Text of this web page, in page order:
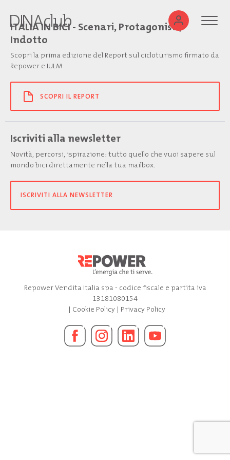
ITALIA IN BICI - Scenari, Protagonisti,
Indotto
Scopri la prima edizione del Report sul cicloturismo firmato da
Repower e IULM
SCOPRI IL REPORT
Iscriviti alla newsletter
Novità, percorsi, ispirazione: tutto quello che vuoi sapere sul
mondo bici direttamente nella tua mailbox.
ISCRIVITI ALLA NEWSLETTER
Repower Vendita Italia spa - codice fiscale e partita iva
13181080154
| Cookie Policy| Privacy Policy